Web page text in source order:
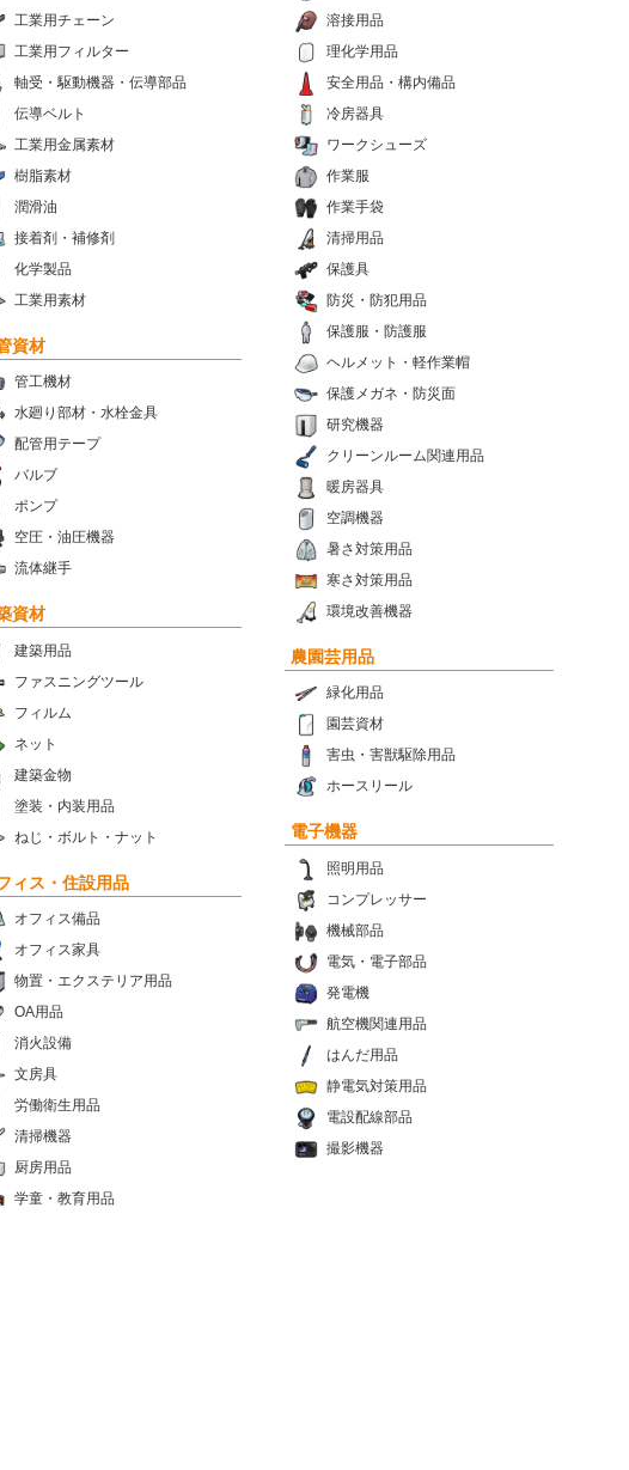
工業用チェーン
工業用フィルター
軸受・駆動機器・伝導部品
伝導ベルト
工業用金属素材
樹脂素材
潤滑油
接着剤・補修剤
化学製品
工業用素材
溶接用品
理化学用品
安全用品・構内備品
冷房器具
ワークシューズ
作業服
作業手袋
清掃用品
保護具
防災・防犯用品
保護服・防護服
ヘルメット・軽作業帽
保護メガネ・防災面
研究機器
クリーンルーム関連用品
暖房器具
空調機器
暑さ対策用品
寒さ対策用品
環境改善機器
資材
管工機材
水廻り部材・水栓金具
配管用テープ
バルブ
ポンプ
空圧・油圧機器
流体継手
資材
建築用品
ファスニングツール
フィルム
ネット
建築金物
塗装・内装用品
ねじ・ボルト・ナット
農園芸用品
緑化用品
園芸資材
害虫・害獣駆除用品
ホースリール
電子機器
照明用品
コンプレッサー
機械部品
電気・電子部品
発電機
航空機関連用品
はんだ用品
静電気対策用品
電設配線部品
撮影機器
ィス・住設用品
オフィス備品
オフィス家具
物置・エクステリア用品
OA用品
消火設備
文房具
労働衛生用品
清掃機器
厨房用品
学童・教育用品